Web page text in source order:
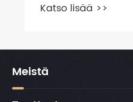
Katso lisää >>
Meistä